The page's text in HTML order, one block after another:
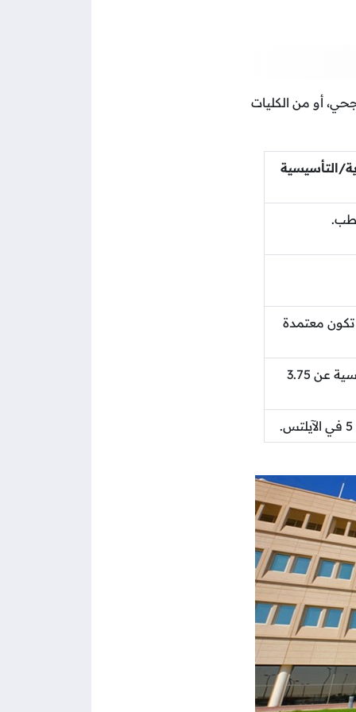
أو من الكليات
التأسيسية
تكون معتمدة
ألا يقل المعدل التراكمي للسنة التأسيسية عن 3.75